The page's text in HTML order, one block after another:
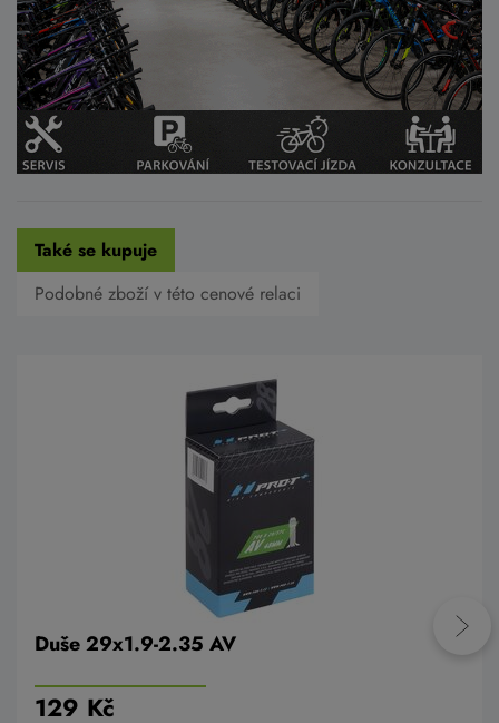
Také se kupuje
Podobné zboží v této cenové relaci
Duše 29x1.9-2.35 AV
129 Kč